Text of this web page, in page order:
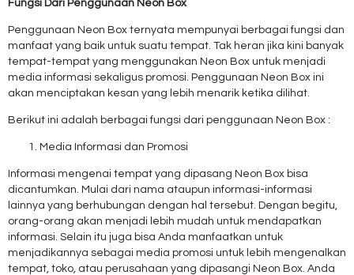
Fungsi Dari Penggunaan Neon Box
Penggunaan Neon Box ternyata mempunyai berbagai fungsi dan
manfaat yang baik untuk suatu tempat. Tak heran jika kini banyak
tempat-tempat yang menggunakan Neon Box untuk menjadi
media informasi sekaligus promosi. Penggunaan Neon Box ini
akan menciptakan kesan yang lebih menarik ketika dilihat.
Berikut ini adalah berbagai fungsi dari penggunaan Neon Box :
Media Informasi dan Promosi
Informasi mengenai tempat yang dipasang Neon Box bisa
dicantumkan. Mulai dari nama ataupun informasi-informasi
lainnya yang berhubungan dengan hal tersebut. Dengan begitu,
orang-orang akan menjadi lebih mudah untuk mendapatkan
informasi. Selain itu juga bisa Anda manfaatkan untuk
menjadikannya sebagai media promosi untuk lebih mengenalkan
tempat, toko, atau perusahaan yang dipasangi Neon Box. Anda